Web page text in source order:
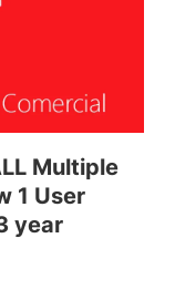
Multiple
1 User
year